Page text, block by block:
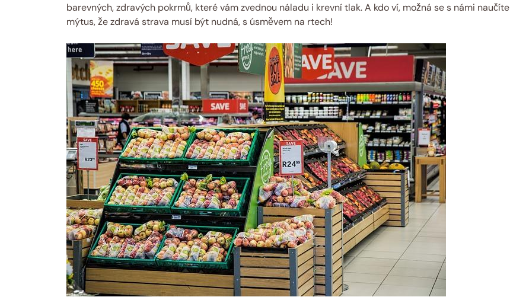
barevných, zdravých pokrmů, které vám zvednou náladu i krevní tlak. A kdo ví, možná se s námi naučíte
mýtus, že zdravá strava musí být nudná, s úsměvem na rtech!